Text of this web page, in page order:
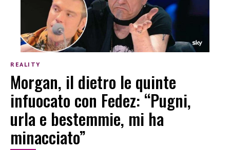
REALITY
Morgan, il dietro le quinte
infuocato con Fedez: “Pugni,
urla e bestemmie, mi ha
minacciato”